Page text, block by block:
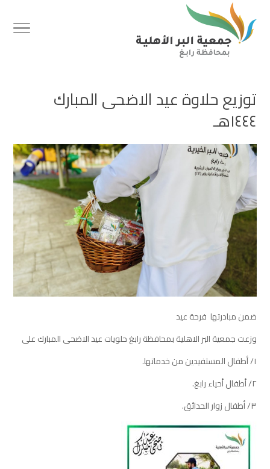
توزيع حلاوة عيد الاضحى المبارك
١٤٤٤هـ
ضمن مبادرتها فرحةعيد
وزعتجمعيةالبرالاهليةبمحافظةرابغحلوياتعيدالاضحىالمباركعلى
١/ أطفالالمستفيدينمنخدماتها.
٢/ أطفالأحياءرابغ.
٣/ أطفالزوارالحدائق.